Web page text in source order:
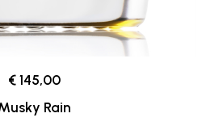
€ 145,00
Rain